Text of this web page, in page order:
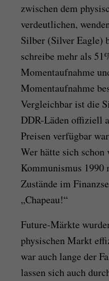
zwischen dem
verdeutlichen,
Silber (Silver Eagle)
schreibe mehr als
Momentaufnahme
Momentaufnahme
Vergleichbar ist die
DDR-Läden offiziell
Preisen verfügbar
Wer hätte sich schon
Kommunismus
Zustände im
„Chapeau!“
Future-Märkte
physischen Markt
war auch lange der
lassen sich auch